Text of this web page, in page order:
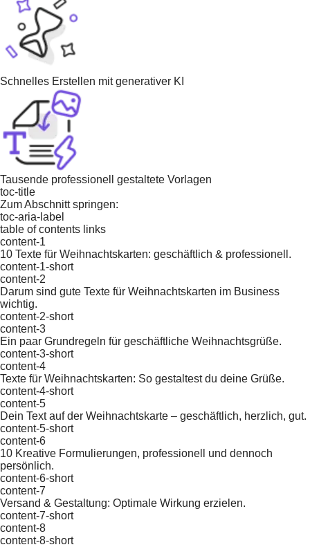
Schnelles Erstellen mit generativer KI
Tausende professionell gestaltete Vorlagen
toc-title
Zum Abschnitt springen:
toc-aria-label
table of contents links
content-1
10 Texte für Weihnachtskarten: geschäftlich & professionell.
content-1-short
content-2
Darum sind gute Texte für Weihnachtskarten im Business
wichtig.
content-2-short
content-3
Ein paar Grundregeln für geschäftliche Weihnachtsgrüße.
content-3-short
content-4
Texte für Weihnachtskarten: So gestaltest du deine Grüße.
content-4-short
content-5
Dein Text auf der Weihnachtskarte – geschäftlich, herzlich, gut.
content-5-short
content-6
10 Kreative Formulierungen, professionell und dennoch
persönlich.
content-6-short
content-7
Versand & Gestaltung: Optimale Wirkung erzielen.
content-7-short
content-8
content-8-short